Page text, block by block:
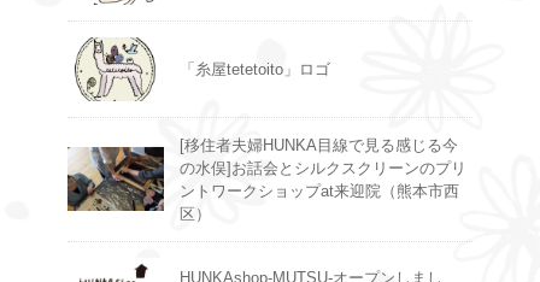
「糸屋tetetoito」ロゴ
[移住者夫婦HUNKA目線で見る感じる今
の水俣]お話会とシルクスクリーンのプリ
ントワークショップat来迎院（熊本市西
区）
HUNKAshop-MUTSU-オープンしまし